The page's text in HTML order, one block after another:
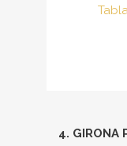
4. GIRONA